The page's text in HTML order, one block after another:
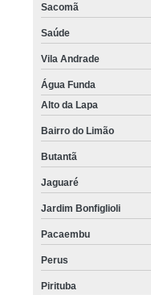
Sacomã
Saúde
Vila Andrade
Água Funda
Alto da Lapa
Bairro do Limão
Butantã
Jaguaré
Jardim Bonfiglioli
Pacaembu
Perus
Pirituba